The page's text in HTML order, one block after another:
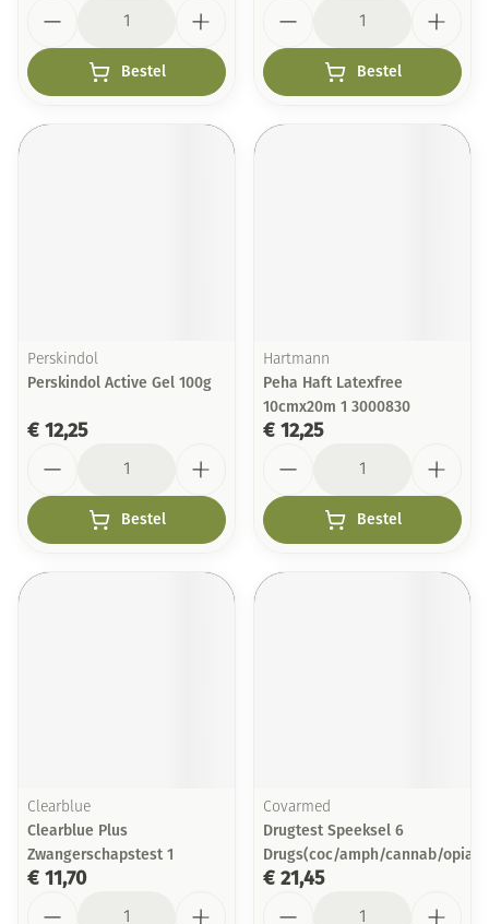
Bestel Bestel
Perskindol
Perskindol Active Gel 100g
€ 12,25
Bestel
Hartmann
Peha Haft Latexfree
10cmx20m 1 3000830
€ 12,25
Bestel
Clearblue
Clearblue Plus
Zwangerschapstest 1
€ 11,70
Covarmed
Drugtest Speeksel 6
Drugs(coc/amph/cannab/
€ 21,45